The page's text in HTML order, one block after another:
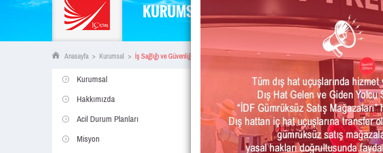
KURUMSAL
Anasayfa > Kurumsal > İş Sağlığı ve Güvenliği Yönetim Sistemi Politikası
Kurumsal
Hakkımızda
Acil Durum Planları
Misyon
İŞ SAĞLIĞI VE
POLİTİKASI
İŞ SAĞLIĞI VE GÜVENLİĞİ YÖNETİM